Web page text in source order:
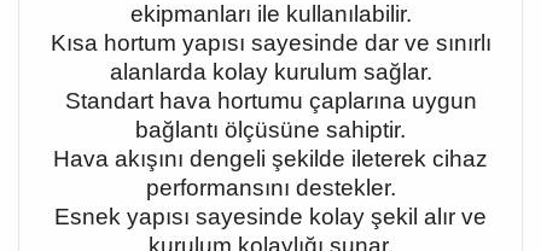
ekipmanları ile kullanılabilir.
Kısa hortum yapısı sayesinde dar ve sınırlı
alanlarda kolay kurulum sağlar.
Standart hava hortumu çaplarına uygun
bağlantı ölçüsüne sahiptir.
Hava akışını dengeli şekilde ileterek cihaz
performansını destekler.
Esnek yapısı sayesinde kolay şekil alır ve
kurulum kolaylığı sunar.